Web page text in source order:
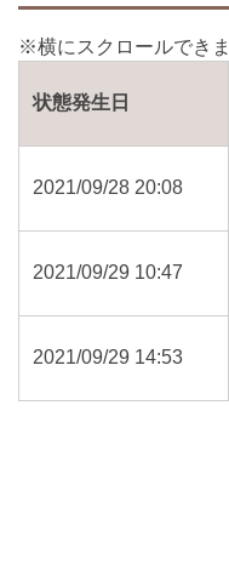
状態発生日
2021/09/28 20:08
2021/09/29 10:47
2021/09/29 14:53